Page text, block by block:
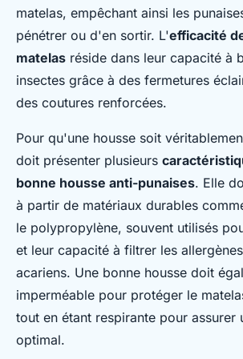
matelas, empêchant ainsi les
pénétrer ou d'en sortir. L'efficacité
matelas réside dans leur capacité à
insectes grâce à des fermetures
des coutures renforcées.
Pour qu'une housse soit
doit présenter plusieurs
bonne housse anti-punaises. Elle
à partir de matériaux durables
le polypropylène, souvent utilisés
et leur capacité à filtrer les
acariens. Une bonne housse doit
imperméable pour protéger le
tout en étant respirante pour assurer
optimal.